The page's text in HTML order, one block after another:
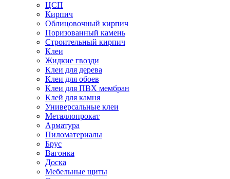
ЦСП
Кирпич
Облицовочный кирпич
Поризованный камень
Строительный кирпич
Клеи
Жидкие гвозди
Клеи для дерева
Клеи для обоев
Клеи для ПВХ мембран
Клей для камня
Универсальные клеи
Металлопрокат
Арматура
Пиломатериалы
Брус
Вагонка
Доска
Мебельные щиты